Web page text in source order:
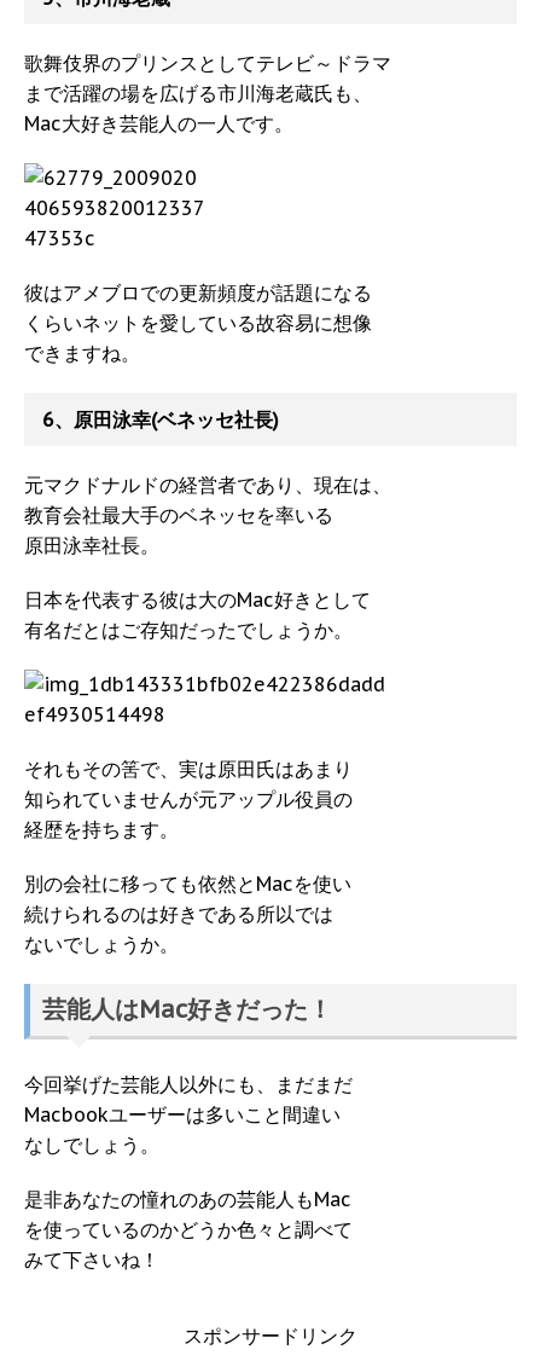
歌舞伎界のプリンスとしてテレビ～ドラマ
まで活躍の場を広げる市川海老蔵氏も、
Mac大好き芸能人の一人です。
彼はアメブロでの更新頻度が話題になる
くらいネットを愛している故容易に想像
できますね。
6、原田泳幸(ベネッセ社長)
元マクドナルドの経営者であり、現在は、
教育会社最大手のベネッセを率いる
原田泳幸社長。
日本を代表する彼は大のMac好きとして
有名だとはご存知だったでしょうか。
それもその筈で、実は原田氏はあまり
知られていませんが元アップル役員の
経歴を持ちます。
別の会社に移っても依然とMacを使い
続けられるのは好きである所以では
ないでしょうか。
芸能人はMac好きだった！
今回挙げた芸能人以外にも、まだまだ
Macbookユーザーは多いこと間違い
なしでしょう。
是非あなたの憧れのあの芸能人もMac
を使っているのかどうか色々と調べて
みて下さいね！
スポンサードリンク